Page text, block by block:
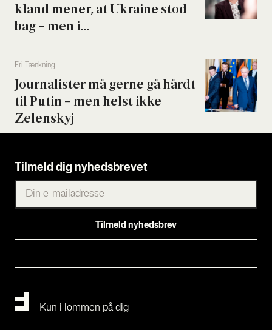
kland mener, at Ukrai­ne stod
bag – men i...
Fri Tænk­ning
Jour­na­li­ster må ger­ne gå hårdt
til Putin – men helst ikke
Zelen­skyj
Tilmeld dig nyhedsbrevet
Kun i lommen på dig